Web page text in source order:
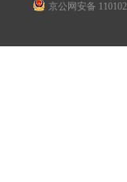
京公网安备